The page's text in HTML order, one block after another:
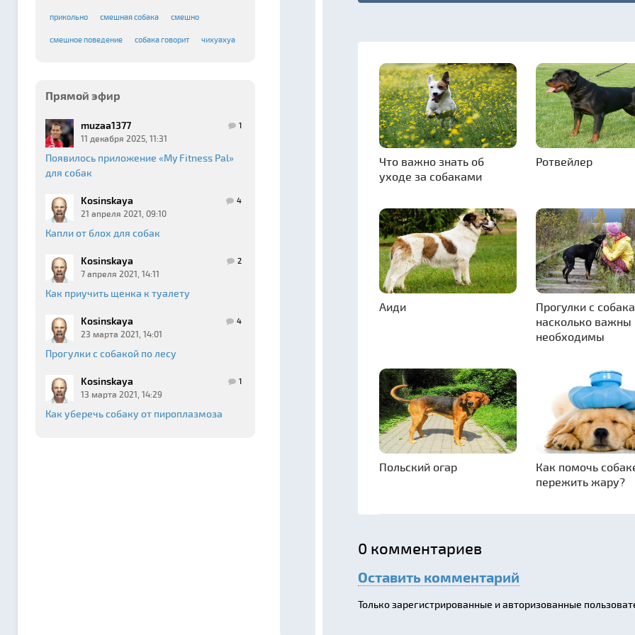
прикольно смешная собака смешно
смешное поведение собака говорит чихуахуа
Прямой эфир
1
muzaa1377
11 декабря 2025, 11:31
Появилось приложение «My Fitness Pal»
для собак
4
Kosinskaya
21 апреля 2021, 09:10
Капли от блох для собак
2
Kosinskaya
7 апреля 2021, 14:11
Как приучить щенка к туалету
4
Kosinskaya
23 марта 2021, 14:01
Прогулки с собакой по лесу
1
Kosinskaya
13 марта 2021, 14:29
Как уберечь собаку от пироплазмоза
Что важно знать об
уходе за собаками
Ротвейлер
Аиди
Прогулки с
насколько важны
необходимы
Польский огар
Как помочь
пережить жару?
0 комментариев
Оставить комментарий
Только зарегистрированные и авторизованные